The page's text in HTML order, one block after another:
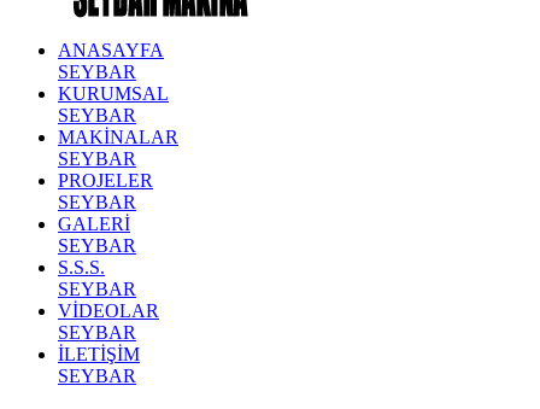
ANASAYFA
SEYBAR
KURUMSAL
SEYBAR
MAKİNALAR
SEYBAR
PROJELER
SEYBAR
GALERİ
SEYBAR
S.S.S.
SEYBAR
VİDEOLAR
SEYBAR
İLETİŞİM
SEYBAR